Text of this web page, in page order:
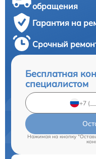
обращения
Гарантия на
Срочный
Бесплатная
специалистом
Нажимая на кнопку